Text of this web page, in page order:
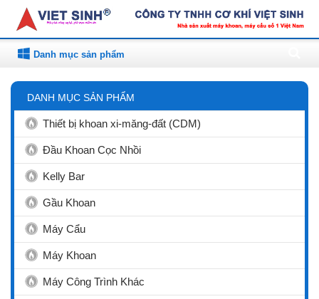
Danh mục sản phẩm
DANH MỤC SẢN PHẨM
Thiết bị khoan xi-măng-đất (CDM)
Đầu Khoan Cọc Nhồi
Kelly Bar
Gầu Khoan
Máy Cẩu
Máy Khoan
Máy Công Trình Khác